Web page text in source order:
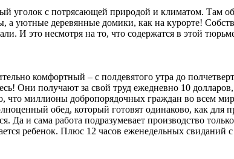
уголок с потрясающей природой и климатом. Там
уютные деревянные домики, как на курорте!
И это несмотря на то, что содержатся в этой
комфортный – с полдевятого утра до
Они получают за свой труд ежедневно 10
что миллионы добропорядочных граждан во всем
обед, который готовят одинаково, как
Да и сама работа подразумевает производство
ребенок. Плюс 12 часов еженедельных свиданий